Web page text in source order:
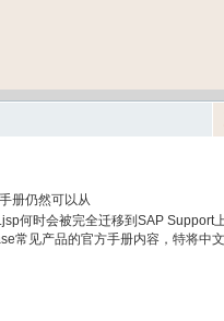
册仍然可以从
何时会被完全迁移到SAP Support
常见产品的官方手册内容，特将中